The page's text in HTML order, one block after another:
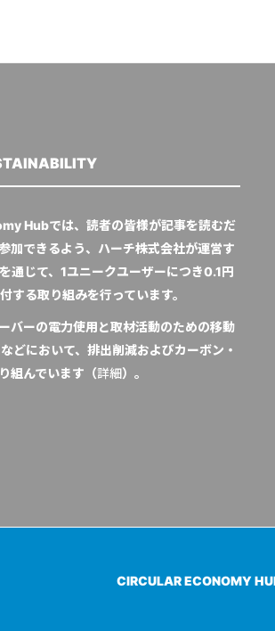
Hubでは、読者の皆様が記事を読むだ
加できるよう、ハーチ株式会社が運営す
通じて、1ユニークユーザーにつき0.1円
する取り組みを行っています。
バーの電力使用と取材活動のための移動
どにおいて、排出削減およびカーボン・
組んでいます（詳細）。
CIRCULAR ECONOMY